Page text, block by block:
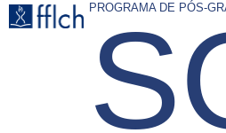
PROGRAMA DE PÓS-